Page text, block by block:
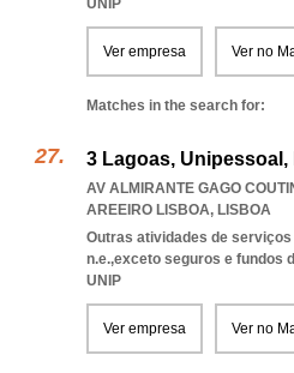
UNIP
Ver empresa Ver no
Matches in the search for:
3 Lagoas, Unipessoal,
AV ALMIRANTE GAGO
AREEIRO LISBOA, LISBOA
Outras atividades de
n.e.,exceto seguros e fundos
UNIP
Ver empresa Ver no